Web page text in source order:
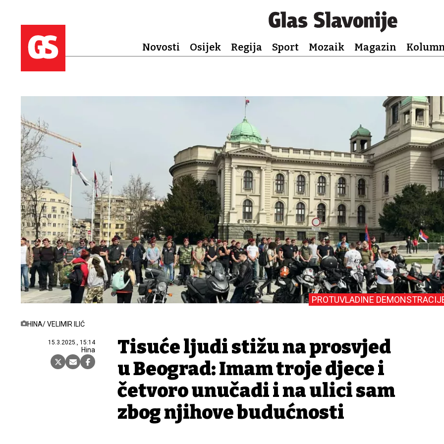
Novosti Osijek Regija Sport Mozaik Magazin
HINA/ VELIMIR ILIĆ
15.3.2025., 15:14
Hina
PROTUVLADINE
Tisuće ljudi stižu na prosvjed
u Beograd: Imam troje djece i
četvoro unučadi i na ulici sam
zbog njihove budućnosti